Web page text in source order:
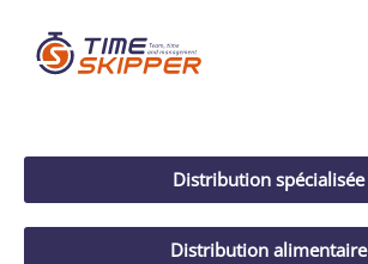
Distribution spécialisée
Distribution alimentaire